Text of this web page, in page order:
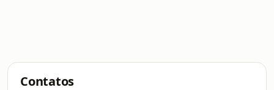
Contatos